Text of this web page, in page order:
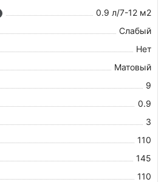
0.9 л/7-12 м2
Слабый
Нет
Матовый
9
0.9
3
110
145
110